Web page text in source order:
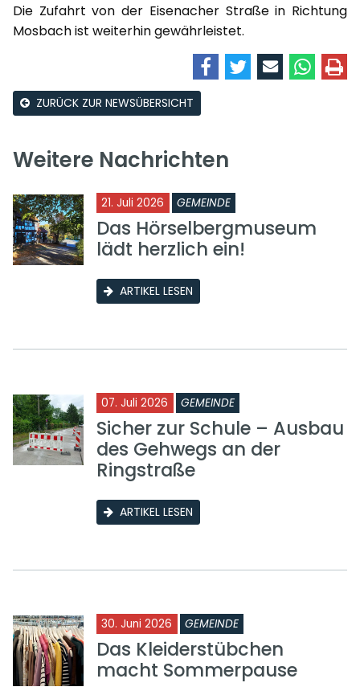
Die Zufahrt von der Eisenacher Straße in Richtung
Mosbach ist weiterhin gewährleistet.
ZURÜCK ZUR NEWSÜBERSICHT
Weitere Nachrichten
21. Juli 2026 GEMEINDE
Das Hörselbergmuseum
lädt herzlich ein!
ARTIKEL LESEN
07. Juli 2026 GEMEINDE
Sicher zur Schule – Ausbau
des Gehwegs an der
Ringstraße
ARTIKEL LESEN
30. Juni 2026 GEMEINDE
Das Kleiderstübchen
macht Sommerpause